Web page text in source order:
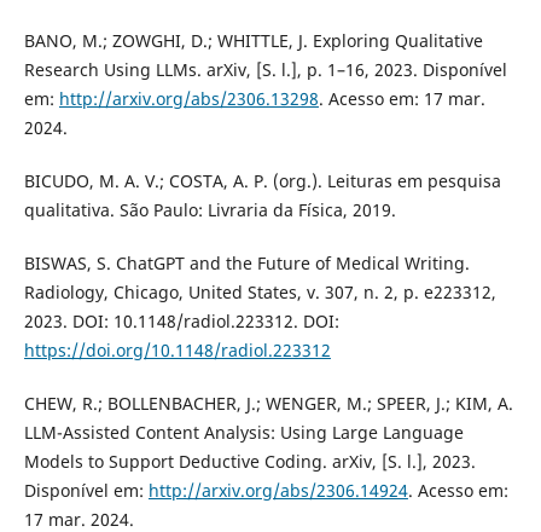
BANO, M.; ZOWGHI, D.; WHITTLE, J. Exploring Qualitative
Research Using LLMs. arXiv, [S. l.], p. 1–16, 2023. Disponível
em: http://arxiv.org/abs/2306.13298. Acesso em: 17 mar.
2024.
BICUDO, M. A. V.; COSTA, A. P. (org.). Leituras em pesquisa
qualitativa. São Paulo: Livraria da Física, 2019.
BISWAS, S. ChatGPT and the Future of Medical Writing.
Radiology, Chicago, United States, v. 307, n. 2, p. e223312,
2023. DOI: 10.1148/radiol.223312. DOI:
https://doi.org/10.1148/radiol.223312
CHEW, R.; BOLLENBACHER, J.; WENGER, M.; SPEER, J.; KIM, A.
LLM-Assisted Content Analysis: Using Large Language
Models to Support Deductive Coding. arXiv, [S. l.], 2023.
Disponível em: http://arxiv.org/abs/2306.14924. Acesso em:
17 mar. 2024.